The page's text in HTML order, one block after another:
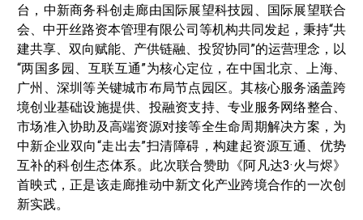
台，中新商务科创走廊由国际展望科技园、国际展望联合
会、中开丝路资本管理有限公司等机构共同发起，秉持“共
建共享、双向赋能、产供链融、投贸协同”的运营理念，以
“两国多园、互联互通”为核心定位，在中国北京、上海、
广州、深圳等关键城市布局节点园区。其核心服务涵盖跨
境创业基础设施提供、投融资支持、专业服务网络整合、
市场准入协助及高端资源对接等全生命周期解决方案，为
中新企业双向“走出去”扫清障碍，构建起资源互通、优势
互补的科创生态体系。此次联合赞助《阿凡达3·火与烬》
首映式，正是该走廊推动中新文化产业跨境合作的一次创
新实践。